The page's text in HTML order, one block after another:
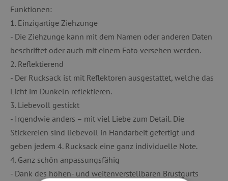
Funktionen:
1. Einzigartige Ziehzunge
- Die Ziehzunge kann mit dem Namen oder anderen Daten
beschriftet oder auch mit einem Foto versehen werden.
2. Reflektierend
- Der Rucksack ist mit Reflektoren ausgestattet, welche das
Licht im Dunkeln reflektieren.
3. Liebevoll gestickt
- Irgendwie anders – mit viel Liebe zum Detail. Die
Stickereien sind liebevoll in Handarbeit gefertigt und
geben jedem 4. Rucksack eine ganz individuelle Note.
4. Ganz schön anpassungsfähig
- Dank des höhen- und weitenverstellbaren Brustgurts